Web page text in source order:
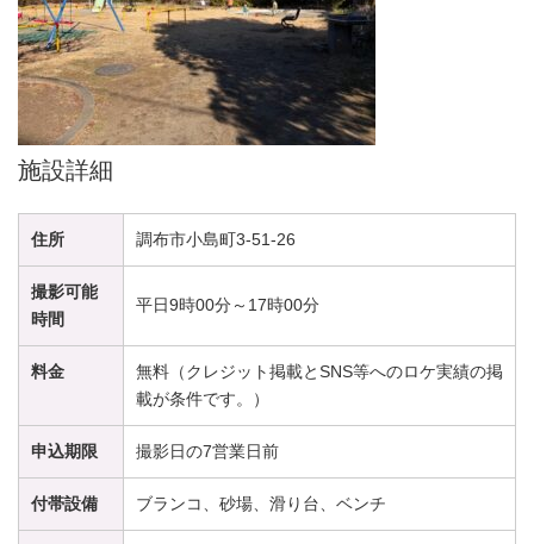
施設詳細
住所 調布市小島町3-51-26
撮影可能
時間
平日9時00分～17時00分
料金
無料（クレジット掲載とSNS等へのロケ実績の掲
載が条件です。）
申込期限 撮影日の7営業日前
付帯設備 ブランコ、砂場、滑り台、ベンチ